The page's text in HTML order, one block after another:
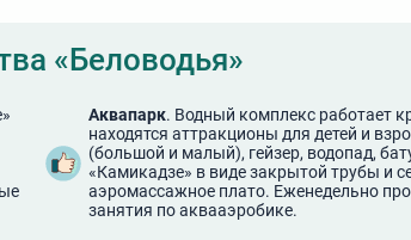
«Беловодья»
Аквапарк. Водный комплекс работает
находятся аттракционы для детей и
(большой и малый), гейзер, водопад,
«Камикадзе» в виде закрытой трубы и
аэромассажное плато. Еженедельно
занятия по аквааэробике.